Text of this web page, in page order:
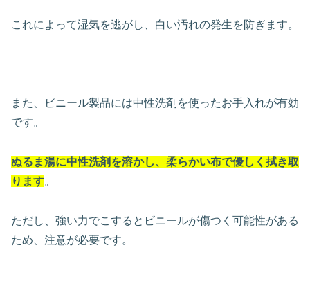
これによって湿気を逃がし、白い汚れの発生を防ぎます。
また、ビニール製品には中性洗剤を使ったお手入れが有効
です。
ぬるま湯に中性洗剤を溶かし、柔らかい布で優しく拭き取
ります。
ただし、強い力でこするとビニールが傷つく可能性がある
ため、注意が必要です。